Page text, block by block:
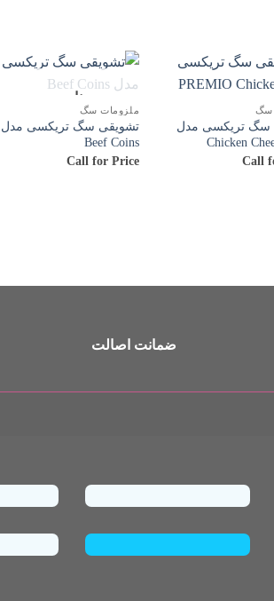
سگ
سگ تریکسی مدل
Chicken
Call
ناموجود
ملزومات سگ
تشویقی سگ تریکسی مدل
Beef Coins
Call for Price
ضمانت اصالت